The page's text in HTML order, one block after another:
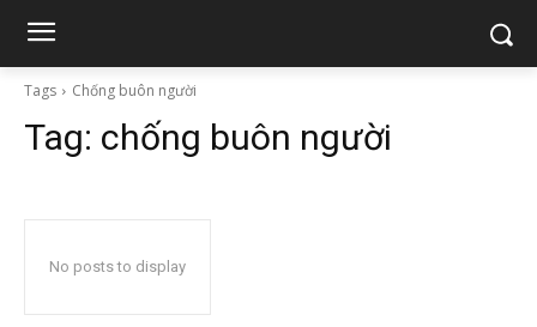
Tags Chống buôn người
Tag: chống buôn người
No posts to display